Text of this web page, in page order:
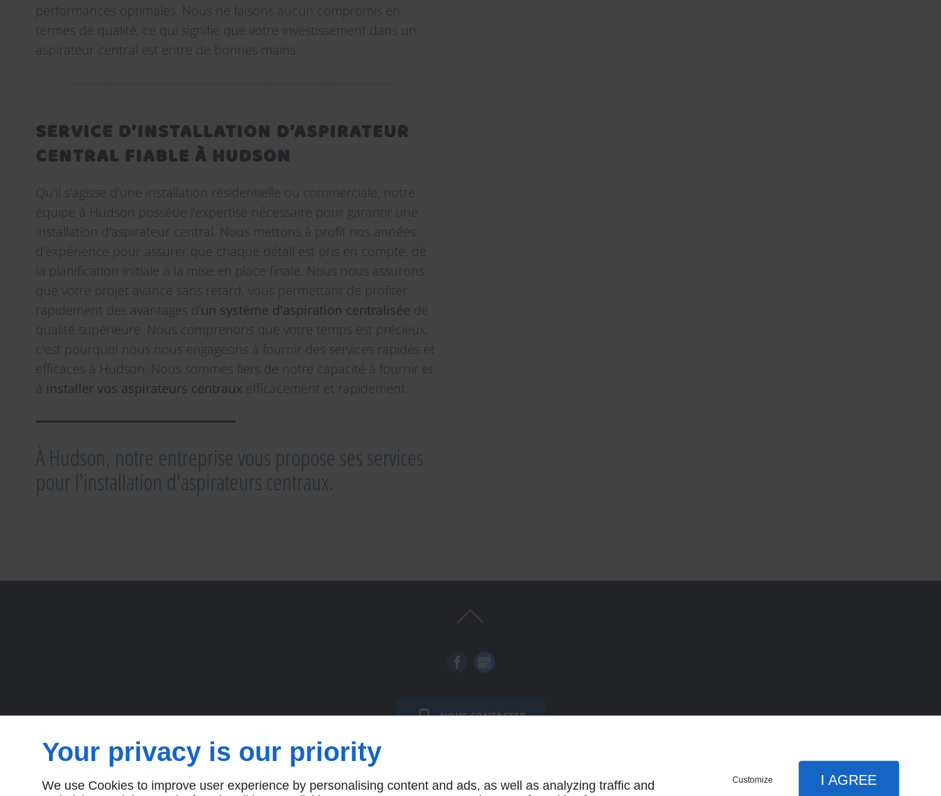
performances optimales. Nous ne faisons aucun compromis en
termes de qualité, ce qui signifie que votre investissement dans un
aspirateur central est entre de bonnes mains.
SERVICE D’INSTALLATION D’ASPIRATEUR
CENTRAL FIABLE À HUDSON
Qu'il s'agisse d'une installation résidentielle ou commerciale, notre
équipe à Hudson possède l'expertise nécessaire pour garantir une
installation d'aspirateur central. Nous mettons à profit nos années
d'expérience pour assurer que chaque détail est pris en compte, de
la planification initiale à la mise en place finale. Nous nous assurons
que votre projet avance sans retard, vous permettant de profiter
rapidement des avantages d' un système d'aspiration centralisée de
qualité supérieure. Nous comprenons que votre temps est précieux,
c'est pourquoi nous nous engageons à fournir des services rapides et
efficaces à Hudson. Nous sommes fiers de notre capacité à fournir et
à installer vos aspirateurs centraux efficacement et rapidement.
À Hudson, notre entreprise vous propose ses services
pour l'installation d'aspirateurs centraux.
NOUS CONTACTER
Your privacy is our priority
We use Cookies to improve user experience by personalising content and ads, as well as analyzing traffic and
Customize I AGREE